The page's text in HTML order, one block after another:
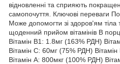
відновленні та сприяють
самопочуття. Ключові переваги
Може допомогти зі здоров'ям тіла
щоденний прийом вітамінів В
Вітамін B1: 1.8мг (163% РДН)
Вітамін C: 60мг (75% РДН)
Вітамін A: 800мкг (100% РДН)